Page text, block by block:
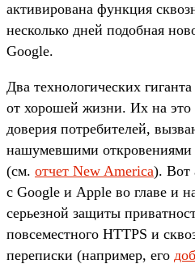
активирована функция
несколько дней подобная
Google.
Два технологических
от хорошей жизни. Их на это
доверия потребителей,
нашумевшими откровениями
(см. отчет New America). Вот
с Google и Apple во главе и
серьезной защиты
повсеместного HTTPS и
переписки (например, его